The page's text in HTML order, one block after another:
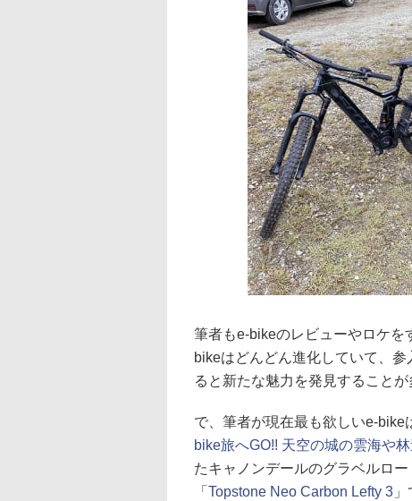
筆者もe-bikeのレビューやロケ
bikeはどんどん進化していて、
ると新たな魅力を発見すること
で、筆者が現在最も欲しいe-bike
bike旅へGO!! 天空の城の雲海や
たキャノンデールのグラベルロー
「 Topstone Neo Carbon Lefty 3